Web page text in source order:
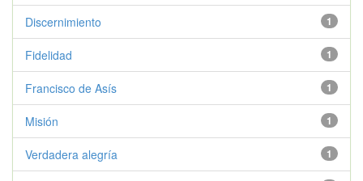
1
Discernimiento
1
Fidelidad
1
Francisco de Asís
1
Misión
1
Verdadera alegría